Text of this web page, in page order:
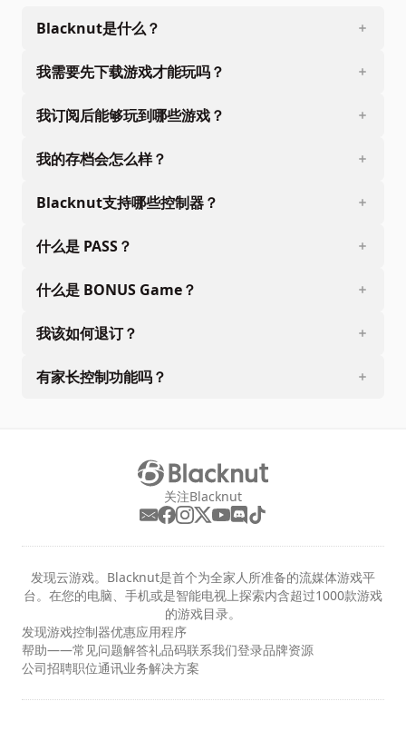
Blacknut是什么？
我需要先下载游戏才能玩吗？
我订阅后能够玩到哪些游戏？
我的存档会怎么样？
Blacknut支持哪些控制器？
什么是 PASS？
什么是 BONUS Game？
我该如何退订？
有家长控制功能吗？
关注Blacknut
发现云游戏。Blacknut是首个为全家人所准备的流媒体游戏平
台。在您的电脑、手机或是智能电视上探索内含超过1000款游戏
的游戏目录。
发现游戏控制器优惠应用程序
帮助——常见问题解答礼品码联系我们登录品牌资源
公司招聘职位通讯业务解决方案